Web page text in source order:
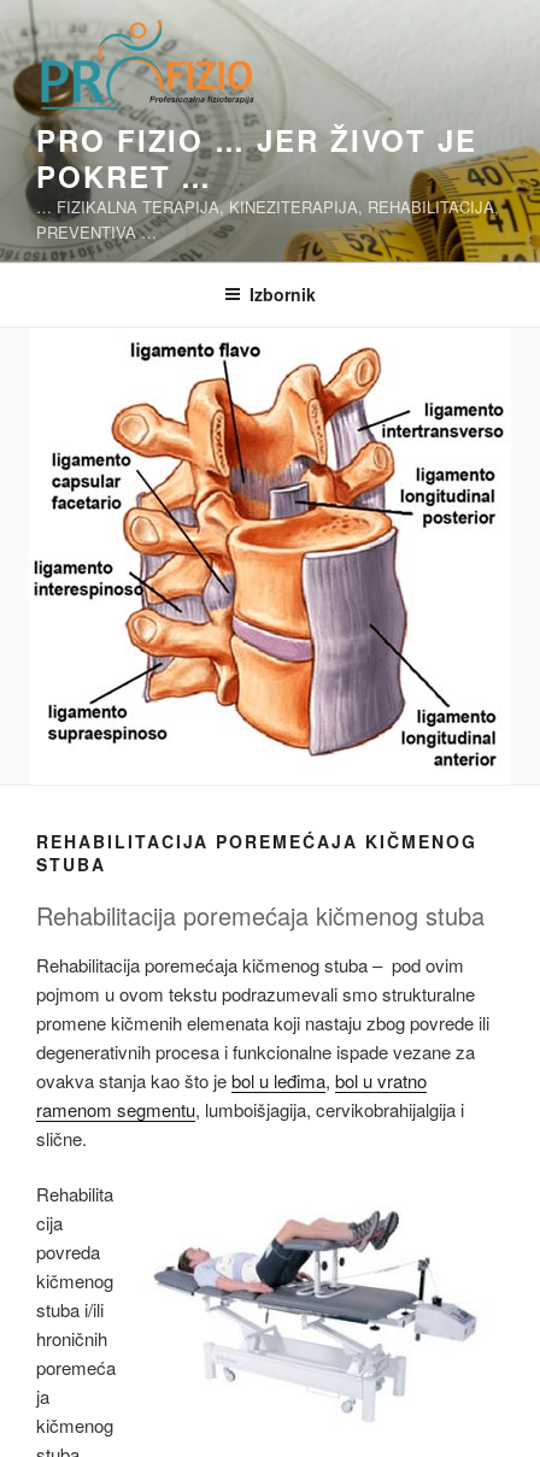
Skoči
na
sadržaj
PRO FIZIO … JER ŽIVOT JE
POKRET …
… FIZIKALNA TERAPIJA, KINEZITERAPIJA, REHABILITACIJA,
PREVENTIVA …
Izbornik
REHABILITACIJA POREMEĆAJA KIČMENOG
STUBA
Rehabilitacija poremećaja kičmenog stuba
Rehabilitacija poremećaja kičmenog stuba – pod ovim
pojmom u ovom tekstu podrazumevali smo strukturalne
promene kičmenih elemenata koji nastaju zbog povrede ili
degenerativnih procesa i funkcionalne ispade vezane za
ovakva stanja kao što jebol u leđima, bol u vratno
ramenom segmentu, lumboišjagija, cervikobrahijalgija i
slične.
Rehabilita
cija
povreda
kičmenog
stuba i/ili
hroničnih
poremeća
ja
kičmenog